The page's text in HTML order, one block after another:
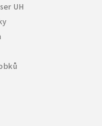
UH